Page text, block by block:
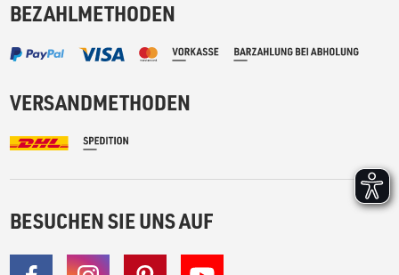
BEZAHLMETHODEN
VERSANDMETHODEN
BESUCHEN SIE UNS AUF